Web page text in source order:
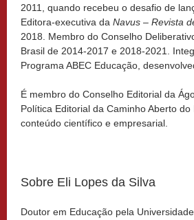
2011, quando recebeu o desafio de
Editora-executiva da Navus – Revista
2018. Membro do Conselho
Brasil de 2014-2017 e 2018-2021.
Programa ABEC Educação,
É membro do Conselho Editorial da
Política Editorial da Caminho Aberto
conteúdo científico e empresarial.
Sobre Eli Lopes da Silva
Doutor em Educação pela